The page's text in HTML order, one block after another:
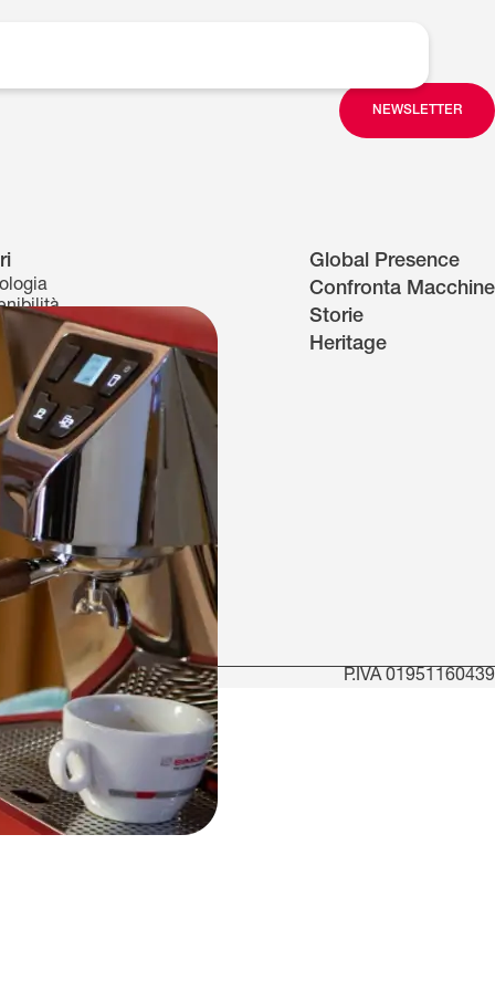
NEWSLETTER
Global Presence
Confronta Macchine
Storie
Heritage
P.IVA 01951160439